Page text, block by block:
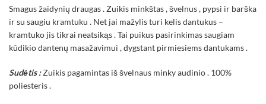
Smagus žaidynių draugas . Zuikis minkštas , švelnus , pypsi ir barška
ir su saugiu kramtuku . Net jai mažylis turi kelis dantukus –
kramtuko jis tikrai neatsikąs . Tai puikus pasirinkimas saugiam
kūdikio dantenų masažavimui , dygstant pirmiesiems dantukams .
Sudėtis :Zuikis pagamintas iš švelnaus minky audinio . 100%
poliesteris .